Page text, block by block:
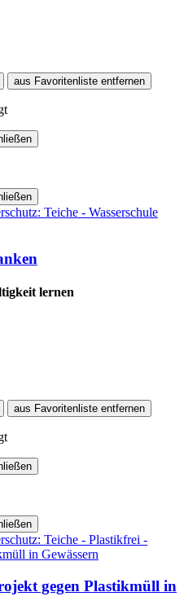
aus Favoritenliste entfernen
lernen
aus Favoritenliste entfernen
gegen Plastikmüll in